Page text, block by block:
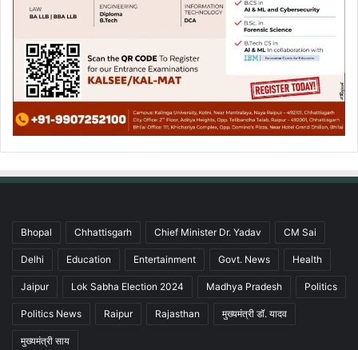
Bhopal Chhattisgarh Chief Minister Dr. Yadav CM Sai
Delhi Education Entertainment Govt. News Health
Jaipur Lok Sabha Election 2024 Madhya Pradesh Politics
Politics News Raipur Rajasthan मुख्यमंत्री डॉ. यादव
मुख्यमंत्री साय